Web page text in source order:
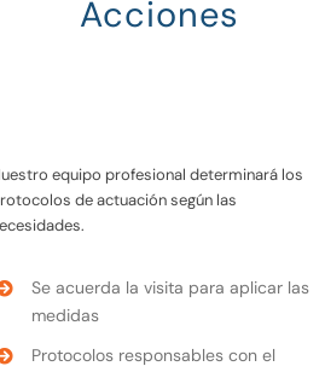
Acciones
equipo profesional determinará los
de actuación según las
Se acuerda la visita para aplicar las
medidas
Protocolos responsables con el